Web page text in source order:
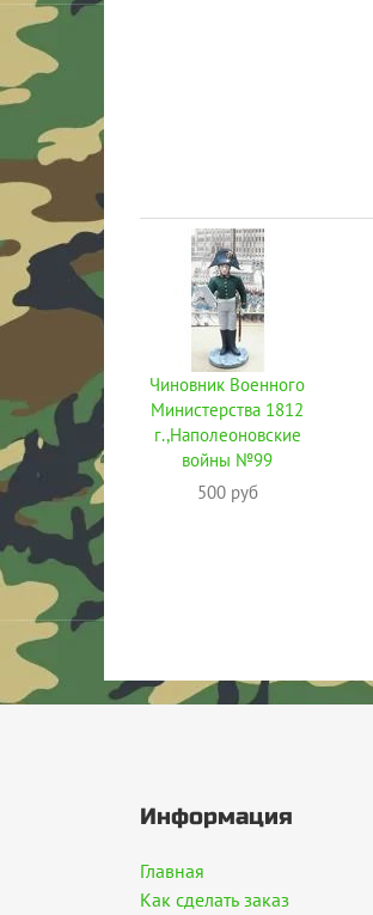
Чиновник Военного
Министерства 1812
г.,Наполеоновские
войны №99
500 руб
Информация
Главная
Как сделать заказ